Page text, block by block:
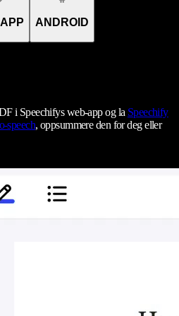
ANDROID
i Speechifys web-app og la Speechify
speech, oppsummere den for deg eller